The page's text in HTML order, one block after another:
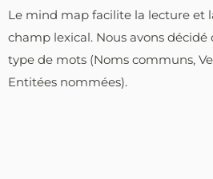
Le mind map facilite la lecture et
champ lexical. Nous avons
type de mots (Noms communs,
Entitées nommées).